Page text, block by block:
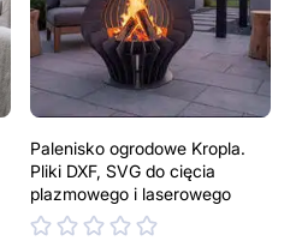
Palenisko ogrodowe Kropla.
Pliki DXF, SVG do cięcia
plazmowego i laserowego